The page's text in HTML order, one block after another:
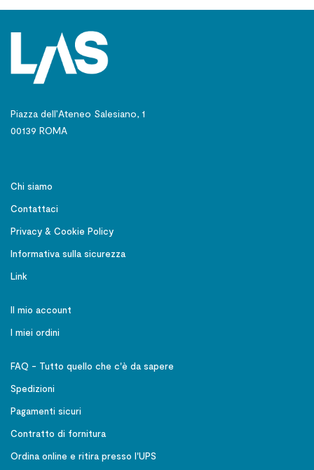
Piazza dell’Ateneo Salesiano, 1
00139 ROMA
Chi siamo
Contattaci
Privacy & Cookie Policy
Informativa sulla sicurezza
Link
Il mio account
I miei ordini
FAQ - Tutto quello che c'è da sapere
Spedizioni
Pagamenti sicuri
Contratto di fornitura
Ordina online e ritira presso l'UPS